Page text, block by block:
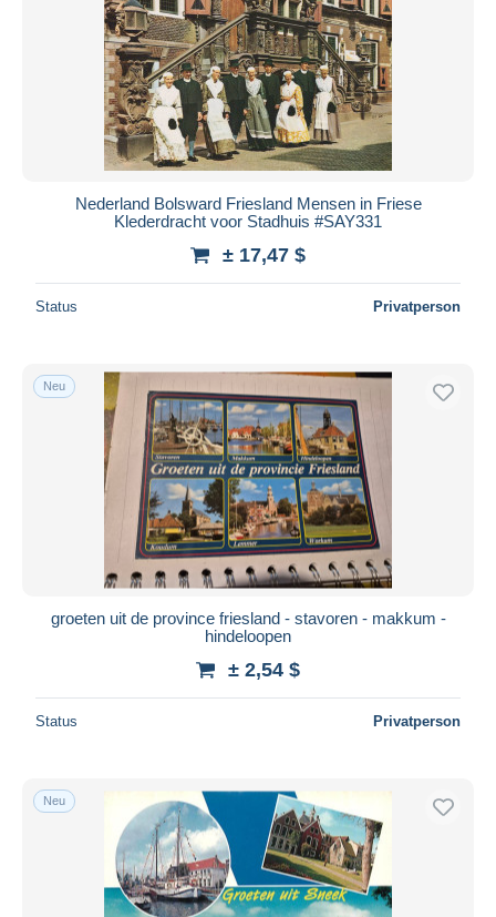
Nederland Bolsward Friesland Mensen in Friese
Klederdracht voor Stadhuis #SAY331
± 17,47 $
Status Privatperson
Neu
groeten uit de province friesland - stavoren - makkum -
hindeloopen
± 2,54 $
Status Privatperson
Neu